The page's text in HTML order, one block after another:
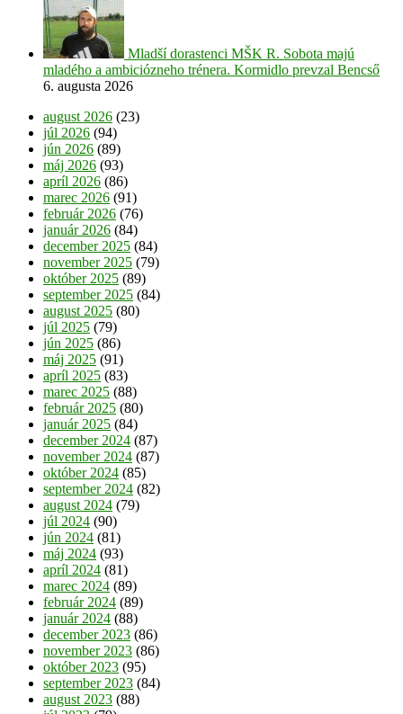
Mladší dorastenci MŠK R. Sobota majú
mladého a ambiciózneho trénera. Kormidlo prevzal Bencső
6. augusta 2026
august 2026 (23)
júl 2026 (94)
jún 2026 (89)
máj 2026 (93)
apríl 2026 (86)
marec 2026 (91)
február 2026 (76)
január 2026 (84)
december 2025 (84)
november 2025 (79)
október 2025 (89)
september 2025 (84)
august 2025 (80)
júl 2025 (79)
jún 2025 (86)
máj 2025 (91)
apríl 2025 (83)
marec 2025 (88)
február 2025 (80)
január 2025 (84)
december 2024 (87)
november 2024 (87)
október 2024 (85)
september 2024 (82)
august 2024 (79)
júl 2024 (90)
jún 2024 (81)
máj 2024 (93)
apríl 2024 (81)
marec 2024 (89)
február 2024 (89)
január 2024 (88)
december 2023 (86)
november 2023 (86)
október 2023 (95)
september 2023 (84)
august 2023 (88)